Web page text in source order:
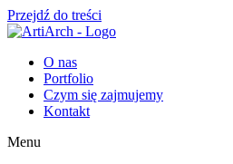
Przejdź do treści
O nas
Portfolio
Czym się zajmujemy
Kontakt
Menu